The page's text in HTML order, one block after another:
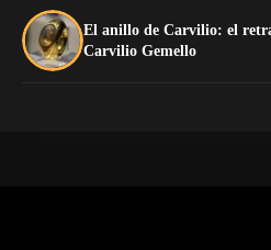
El anillo de Carvilio: el
Carvilio Gemello